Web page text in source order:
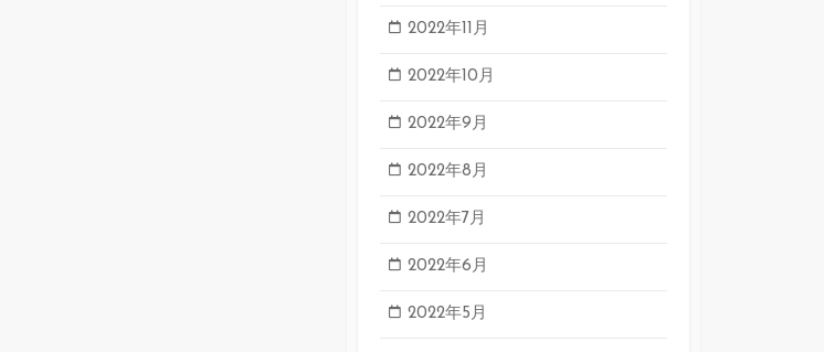
2022年11月
2022年10月
2022年9月
2022年8月
2022年7月
2022年6月
2022年5月